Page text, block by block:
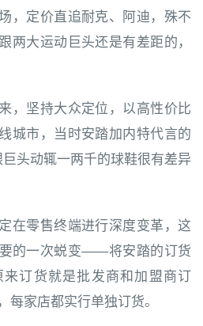
，定价直追耐克、阿迪，殊不
两大运动巨头还是有差距的，
，坚持大众定位，以高性价比
城市，当时安踏加内特代言的
头动辄一两千的球鞋很有差异
在零售终端进行深度变革，这
的一次蜕变——将安踏的订货
订货就是批发商和加盟商订
每家店都实行单独订货。